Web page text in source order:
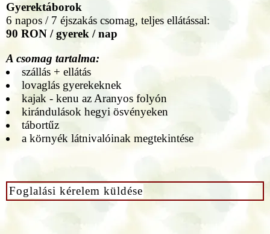
Gyerektáborok
6 napos / 7 éjszakás csomag, teljes ellátással:
90 RON / gyerek / nap
A csomag tartalma:
szállás + ellátás
lovaglás gyerekeknek
kajak - kenu az Aranyos folyón
kirándulások hegyi ösvényeken
tábortűz
a környék látnivalóinak megtekintése
Foglalási kérelem küldése